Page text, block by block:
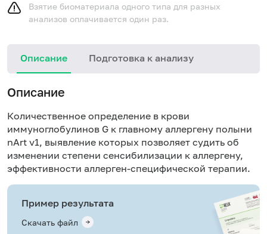
Взятие биоматериала одного типа для разных
анализов оплачивается один раз.
Описание Подготовка к анализу
Описание
Количественное определение в крови
иммуноглобулинов G к главному аллергену полыни
nArt v1, выявление которых позволяет судить об
изменении степени сенсибилизации к аллергену,
эффективности аллерген-специфической терапии.
Пример результата
Скачать файл